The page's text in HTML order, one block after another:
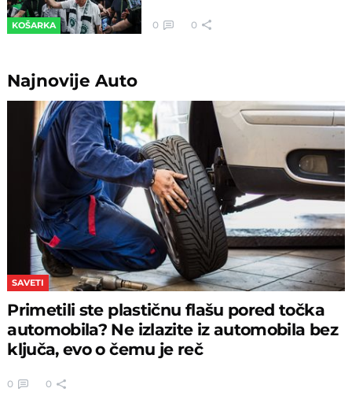
KOŠARKA 0 0
NajnovijeAuto
SAVETI
Primetili ste plastičnu flašu pored točka
automobila? Ne izlazite iz automobila bez
ključa, evo o čemu je reč
0 0